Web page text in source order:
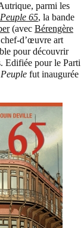
parmi les
65, la bande
(avec Bérengère
d’œuvre art
pour découvrir
Edifiée pour le Parti
fut inaugurée